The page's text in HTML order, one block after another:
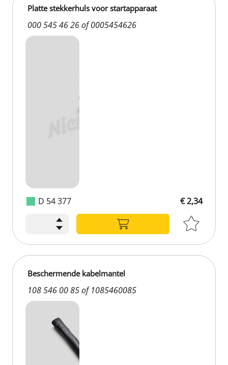
D 54 377
Platte stekkerhuls voor startapparaat
000 545 46 26 of 0005454626
€ 2,34
Beschermende kabelmantel
108 546 00 85 of 1085460085